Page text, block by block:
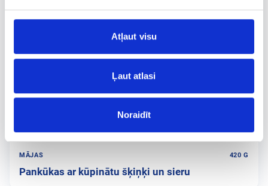
Atļaut visu
Ļaut atlasi
Noraidīt
MĀJAS 420 G
Pankūkas ar kūpinātu šķiņķi un sieru